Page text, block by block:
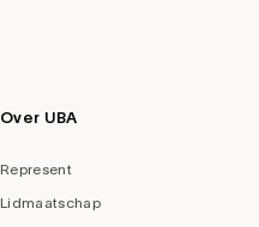
Over UBA
Represent
Lidmaatschap